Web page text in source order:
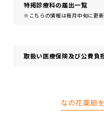
特掲診療科の届出⼀覧
※こちらの情報は毎月中旬に更
取扱い医療保険及び公費負
なの花薬局